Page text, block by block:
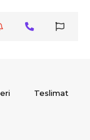
Teslimat